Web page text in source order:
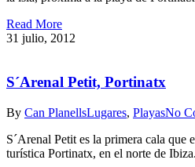
Read More
31 julio, 2012
S´Arenal Petit, Portinatx
By Can PlanellsLugares, PlayasNo
S´Arenal Petit es la primera cala que
turística Portinatx, en el norte de Ibiza.